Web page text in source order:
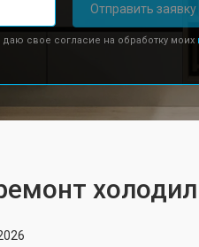
Отправить заявку
свое согласие на обработку моих